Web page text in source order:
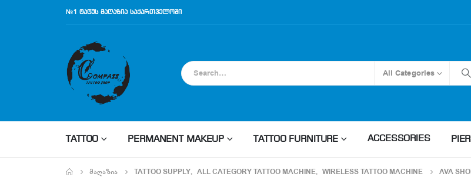
№1 ტატუს მაღაზია საქართველოში
All Categories
TATTOO PERMANENT MAKEUP TATTOO FURNITURE ACCESSORIES
ᲛᲐᲦᲐᲖᲘᲐ TATTOO SUPPLY, ALL CATEGORY TATTOO MACHINE, WIRELESS TATTOO MACHINE AVA